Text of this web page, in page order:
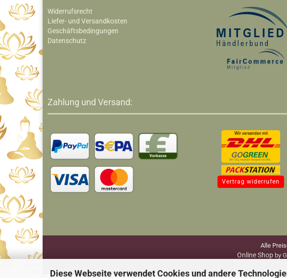
Diese Webseite verwendet Cookies und andere
Widerrufsrecht
Liefer- und Versandkosten
Geschäftsbedingungen
Datenschutz
Zahlung und Versand:
Vertrag widerrufen
Alle
Online Shopby